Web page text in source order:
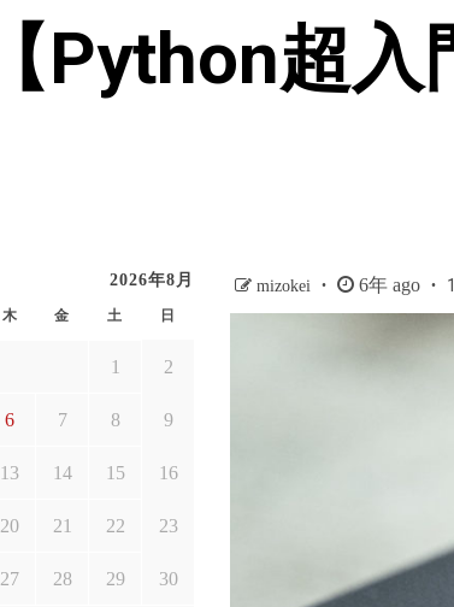
【Python超
mizokei 6年 ago
2026年8月
木 金 土 日
1 2
6 7 8 9
13 14 15 16
20 21 22 23
27 28 29 30